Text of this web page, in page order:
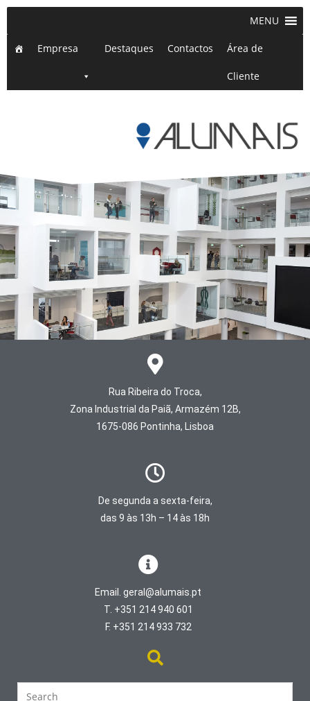
MENU
Empresa Destaques Contactos Área de
Cliente
Rua Ribeira do Troca,
Zona Industrial da Paiã, Armazém 12B,
1675-086 Pontinha, Lisboa
De segunda a sexta-feira,
das 9 às 13h – 14 às 18h
Email. geral@alumais.pt
T. +351 214 940 601
F. +351 214 933 732